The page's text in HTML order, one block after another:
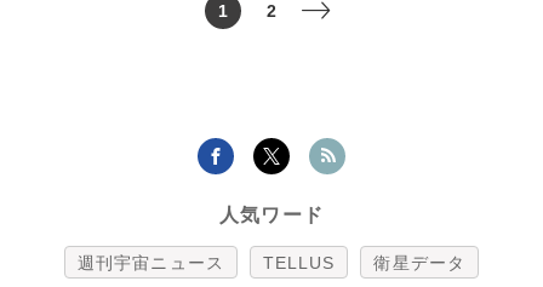
1 2 >
人気ワード
週刊宇宙ニュース TELLUS 衛星データ